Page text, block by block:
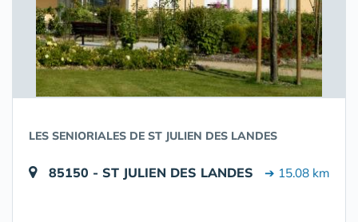
LES SENIORIALES DE ST JULIEN DES LANDES
85150 - ST JULIEN DES LANDES ➔ 15.08 km